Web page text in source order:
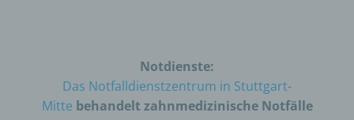
Notdienste:
Das Notfalldienstzentrum in Stuttgart-
Mitte behandelt zahnmedizinische Notfälle
Kennnummer, zu Standortdaten, zu einer Online-
Kennung oder zu einem oder mehreren
besonderen Merkmalen, die Ausdruck der
physischen, physiologischen, genetischen,